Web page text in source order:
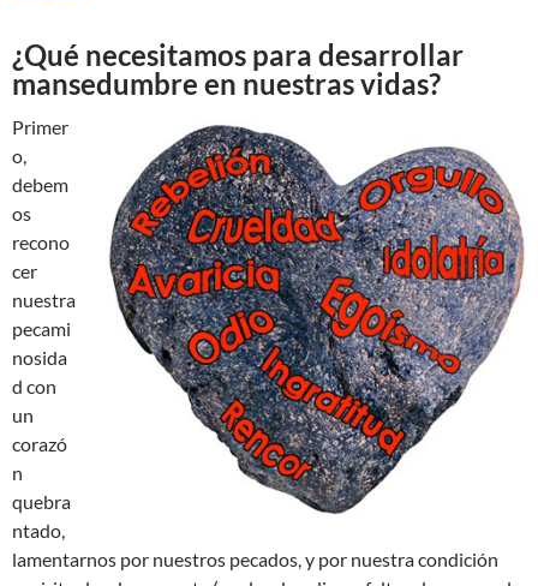
¿Qué necesitamos para desarrollar
mansedumbre en nuestras vidas?
Primer
o,
debem
os
recono
cer
nuestra
pecami
nosida
d con
un
corazó
n
quebra
ntado,
lamentarnos por nuestros pecados, y por nuestra condición